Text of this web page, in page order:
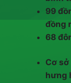
99
đồng
68
Cơ
hưng